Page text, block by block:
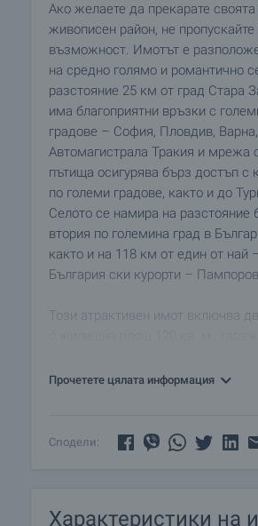
Ако желаете да прекарате
живописен район, не пропускайте
възможност. Имотът е
на средно голямо и романтично
разстояние 25 км от град Стара
има благоприятни връзки с
градове – София, Пловдив, Варна,
Автомагистрала Тракия и мрежа
пътища осигурява бърз достъп с
по големи градове, както и до
Селото се намира на разстояние
втория по големина град в
както и на 118 км от един от най
България ски курорти –
Този атрактивен имот включва
м.
спалня и всекидневна. Стените
етаж. Тук има коридор, две
Прочетете цялата информация
Сподели:
Характеристики на